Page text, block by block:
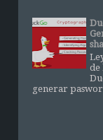
de
generar